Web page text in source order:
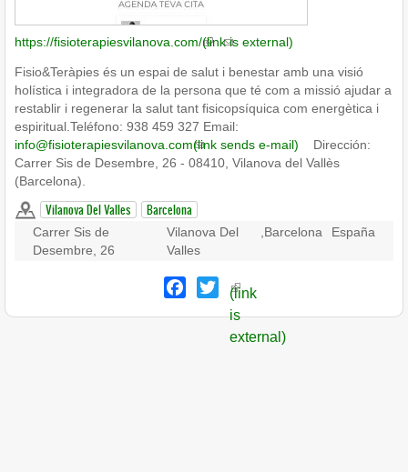
https://fisioterapiesvilanova.com/(link is external)
Fisio&Teràpies és un espai de salut i benestar amb una visió
holística i integradora de la persona que té com a missió ajudar a
restablir i regenerar la salut tant fisicopsíquica com energètica i
espiritual.Teléfono: 938 459 327 Email:
info@fisioterapiesvilanova.com(link sends e-mail)
Dirección:
Carrer Sis de Desembre, 26 - 08410, Vilanova del Vallès
(Barcelona).
Vilanova Del Valles Barcelona
Carrer Sis de
Desembre, 26
Vilanova Del
Valles
Barcelona España
Facebook
Twitter
(link
is
external)